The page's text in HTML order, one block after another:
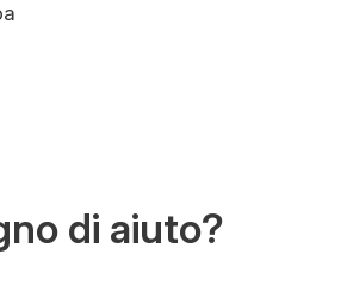
di aiuto?